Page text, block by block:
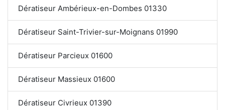
Dératiseur Ambérieux-en-Dombes 01330
Dératiseur Saint-Trivier-sur-Moignans 01990
Dératiseur Parcieux 01600
Dératiseur Massieux 01600
Dératiseur Civrieux 01390